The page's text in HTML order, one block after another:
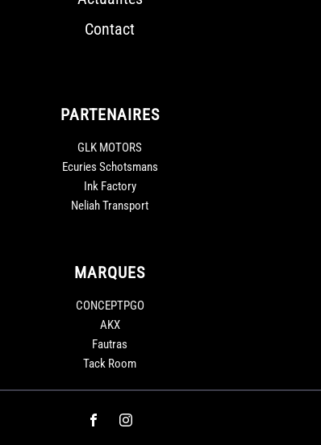
Contact
PARTENAIRES
GLK MOTORS
Ecuries Schotsmans
Ink Factory
Neliah Transport
MARQUES
CONCEPTPGO
AKX
Fautras
Tack Room